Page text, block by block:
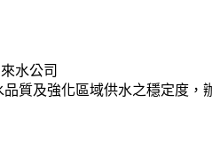
水公司
質及強化區域供水之穩定度，